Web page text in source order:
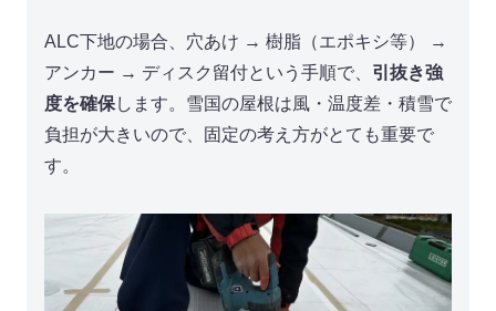
ALC下地の場合、穴あけ → 樹脂（エポキシ等） →
アンカー → ディスク留付という手順で、 引抜き強
度を確保します。雪国の屋根は風・温度差・積雪で
負担が大きいので、固定の考え方がとても重要で
す。